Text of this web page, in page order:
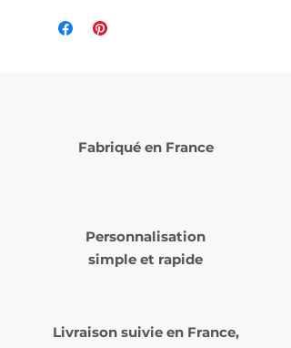
Fabriqué en France
Personnalisation
simple et rapide
Livraison suivie en France,